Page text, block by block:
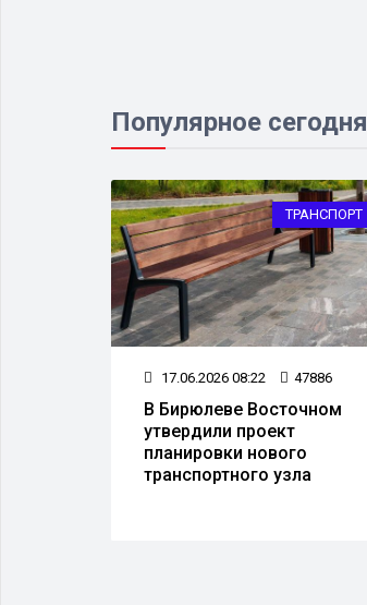
Популярное сегодня
ТРАНСПОРТ
17.06.2026 08:22 47886
В Бирюлеве Восточном
утвердили проект
планировки нового
транспортного узла